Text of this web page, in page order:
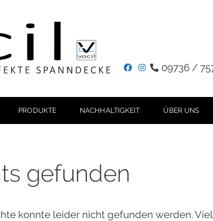
09736 /
PRODUKTE NACHHALTIGKEIT ÜBER UNS
gefunden
konnte leider nicht gefunden werden.